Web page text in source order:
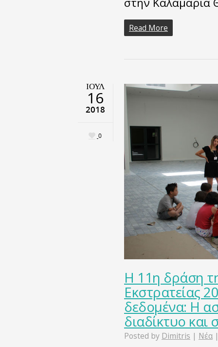
Read More
ΙΟΎΛ
16
2018
0
Η 11η δράση
Εκστρατείας
δεδομένα: Η
διαδίκτυο και
Posted by Dimitris | Νέα